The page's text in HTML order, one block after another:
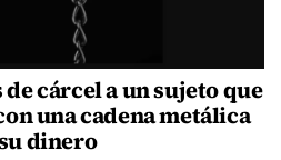
de cárcel a un sujeto que
una cadena metálica
dinero